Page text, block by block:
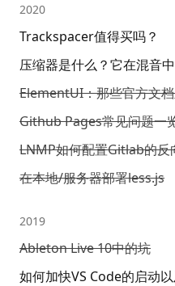
2020
Trackspacer值得买吗？
压缩器是什么？它在混音
Github Pages常见问题一
LNMP如何配置Gitlab的反
在本地/服务器部署less.js
2019
Ableton Live 10中的坑
如何加快VS Code的启动